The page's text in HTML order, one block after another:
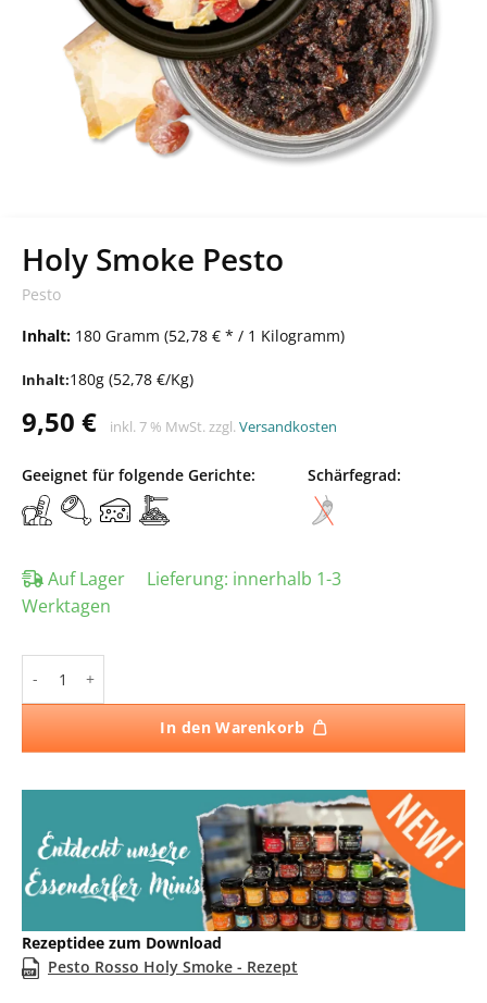
Holy Smoke Pesto
Pesto
Inhalt: 180 Gramm (52,78 € * / 1 Kilogramm)
Inhalt:180g (52,78 €/Kg)
9,50 € inkl. 7 % MwSt. zzgl. Versandkosten
Geeignet für folgende Gerichte: Schärfegrad:
Auf Lager Lieferung: innerhalb 1-3
Werktagen
In den Warenkorb
Rezeptidee zum Download
Pesto Rosso Holy Smoke - Rezept